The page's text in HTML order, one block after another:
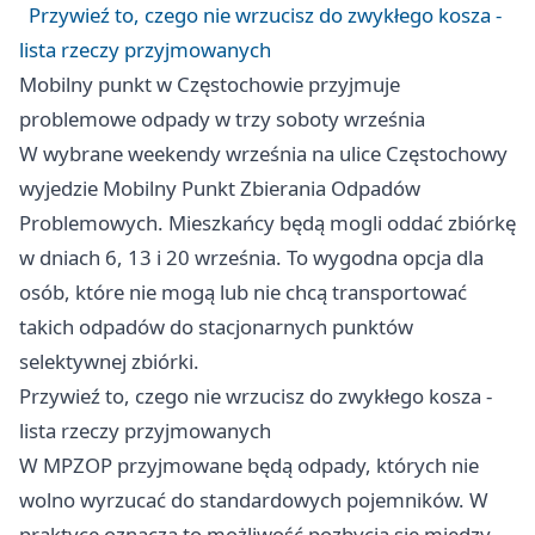
Przywieź to, czego nie wrzucisz do zwykłego kosza -
lista rzeczy przyjmowanych
Mobilny punkt w Częstochowie przyjmuje
problemowe odpady w trzy soboty września
W wybrane weekendy września na ulice Częstochowy
wyjedzie Mobilny Punkt Zbierania Odpadów
Problemowych. Mieszkańcy będą mogli oddać zbiórkę
w dniach 6, 13 i 20 września. To wygodna opcja dla
osób, które nie mogą lub nie chcą transportować
takich odpadów do stacjonarnych punktów
selektywnej zbiórki.
Przywieź to, czego nie wrzucisz do zwykłego kosza -
lista rzeczy przyjmowanych
W MPZOP przyjmowane będą odpady, których nie
wolno wyrzucać do standardowych pojemników. W